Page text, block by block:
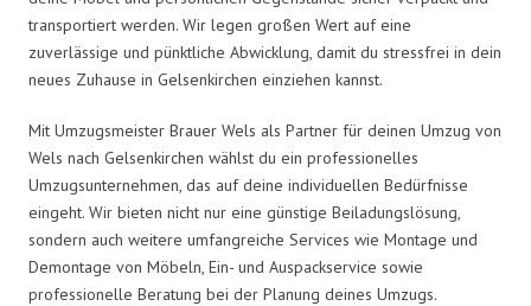
transportiert werden. Wir legen großen Wert auf eine
zuverlässige und pünktliche Abwicklung, damit du stressfrei in dein
neues Zuhause in Gelsenkirchen einziehen kannst.
Mit Umzugsmeister Brauer Wels als Partner für deinen Umzug von
Wels nach Gelsenkirchen wählst du ein professionelles
Umzugsunternehmen, das auf deine individuellen Bedürfnisse
eingeht. Wir bieten nicht nur eine günstige Beiladungslösung,
sondern auch weitere umfangreiche Services wie Montage und
Demontage von Möbeln, Ein- und Auspackservice sowie
professionelle Beratung bei der Planung deines Umzugs.